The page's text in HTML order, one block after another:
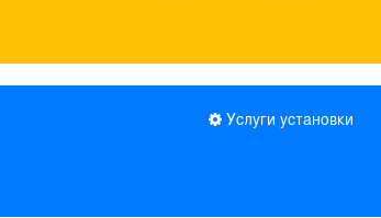
Услуги установки